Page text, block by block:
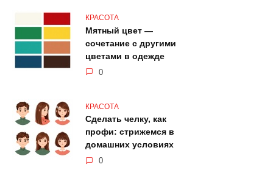
КРАСОТА
Мятный цвет —
сочетание с другими
цветами в одежде
0
КРАСОТА
Сделать челку, как
профи: стрижемся в
домашних условиях
0